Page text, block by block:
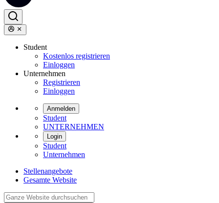
Student
Kostenlos registrieren
Einloggen
Unternehmen
Registrieren
Einloggen
Anmelden
Student
UNTERNEHMEN
Login
Student
Unternehmen
Stellenangebote
Gesamte Website